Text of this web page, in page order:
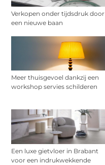
Verkopen onder tijdsdruk door
een nieuwe baan
Meer thuisgevoel dankzij een
workshop servies schilderen
Een luxe gietvloer in Brabant
voor een indrukwekkende